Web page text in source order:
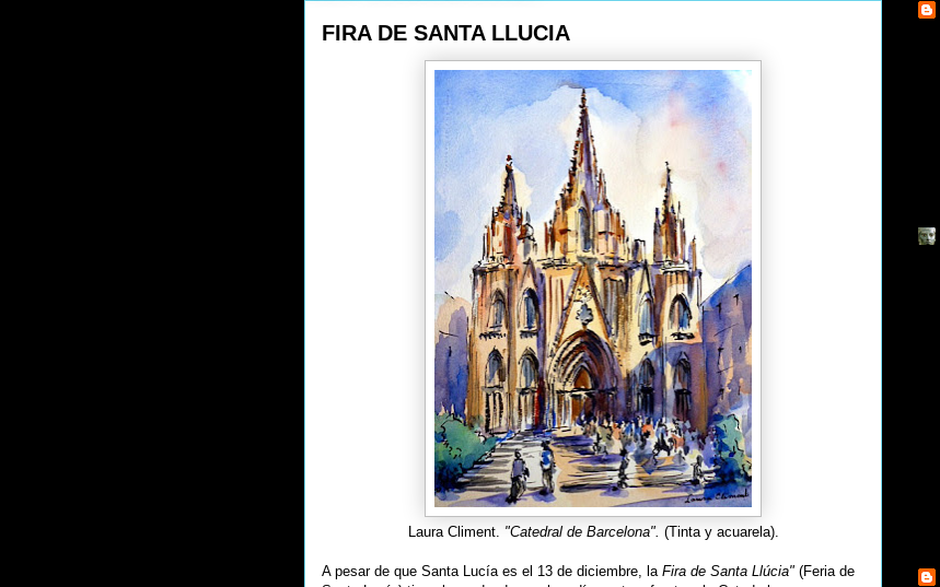
FIRA DE SANTA LLUCIA
Laura Climent. "Catedral de Barcelona". (Tinta y acuarela).
A pesar de que Santa Lucía es el 13 de diciembre, la Fira de Santa Llúcia" (Feria de